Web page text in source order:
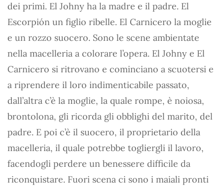
dei primi. El Johny ha la madre e il padre. El
Escorpión un figlio ribelle. El Carnicero la moglie
e un rozzo suocero. Sono le scene ambientate
nella macelleria a colorare l’opera. El Johny e El
Carnicero si ritrovano e cominciano a scuotersi e
a riprendere il loro indimenticabile passato,
dall’altra c’è la moglie, la quale rompe, è noiosa,
brontolona, gli ricorda gli obblighi del marito, del
padre. E poi c’è il suocero, il proprietario della
macelleria, il quale potrebbe togliergli il lavoro,
facendogli perdere un benessere difficile da
riconquistare. Fuori scena ci sono i maiali pronti